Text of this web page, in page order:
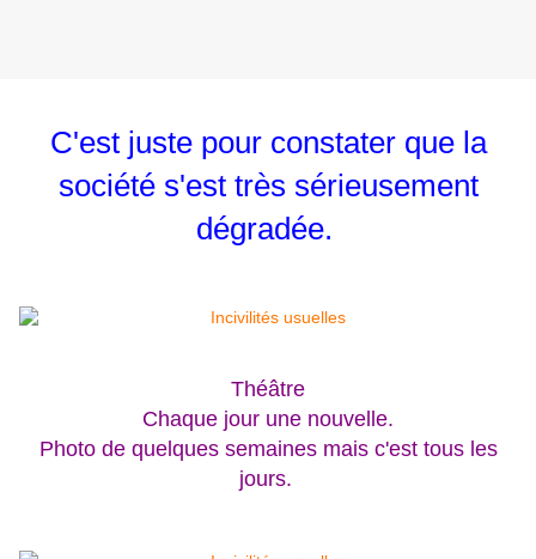
C'est juste pour constater que la
société s'est très sérieusement
dégradée.
Théâtre
Chaque jour une nouvelle.
Photo de quelques semaines mais c'est tous les
jours.